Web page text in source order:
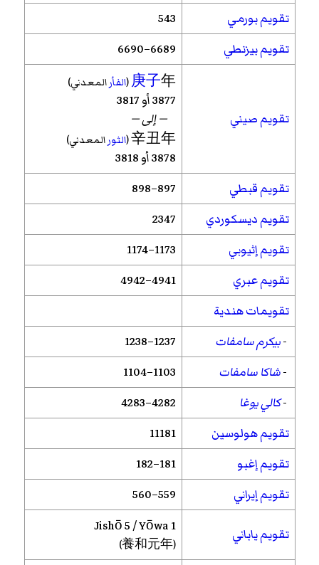
تقويم بورمي
543
تقويم بيزنطي
6689–6690
تقويم صيني
庚子年
(الفأرالمعدني)
3877 أو 3817
— إلى —
辛丑年
(الثورالمعدني)
3878 أو 3818
تقويم قبطي
897–898
تقويم ديسكوردي
2347
تقويم إثيوبي
1173–1174
تقويم عبري
4941–4942
تقويمات هندية
-بيكرم سامفات
1237–1238
-شاكا سامفات
1103–1104
-كالي يوغا
4282–4283
تقويم هولوسين
11181
تقويم إغبو
181–182
تقويم إيراني
559–560
تقويم ياباني Jishō5 /Yōwa1
(養和元年)